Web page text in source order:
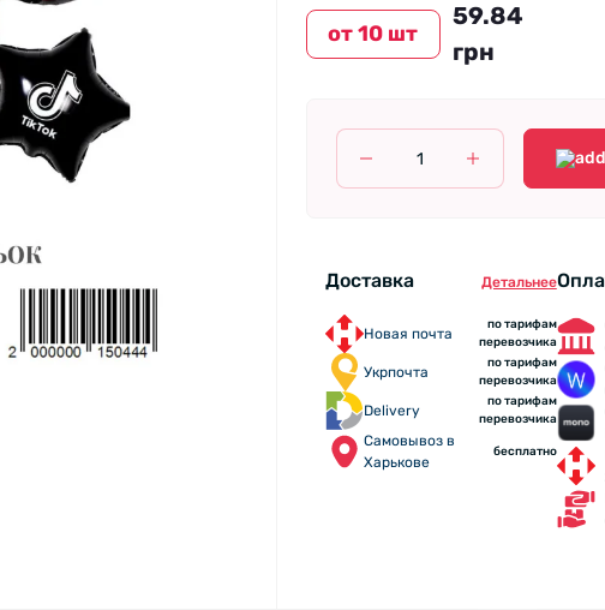
от 10 шт
59.84
грн
Доставка Детальнее
Новая почта
по тарифам
перевозчика
Укрпочта
по тарифам
перевозчика
Delivery
по тарифам
перевозчика
Самовывоз в
Харькове
бесплатно